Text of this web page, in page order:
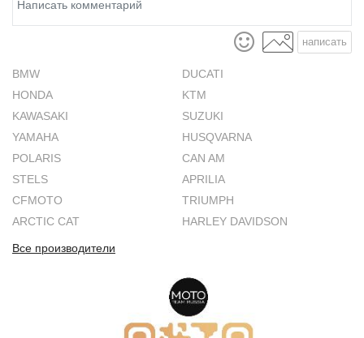
написать
BMW
DUCATI
HONDA
KTM
KAWASAKI
SUZUKI
YAMAHA
HUSQVARNA
POLARIS
CAN AM
STELS
APRILIA
CFMOTO
TRIUMPH
ARCTIC CAT
HARLEY DAVIDSON
Все производители